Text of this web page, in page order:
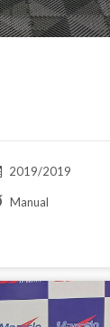
2019/2019
Manual